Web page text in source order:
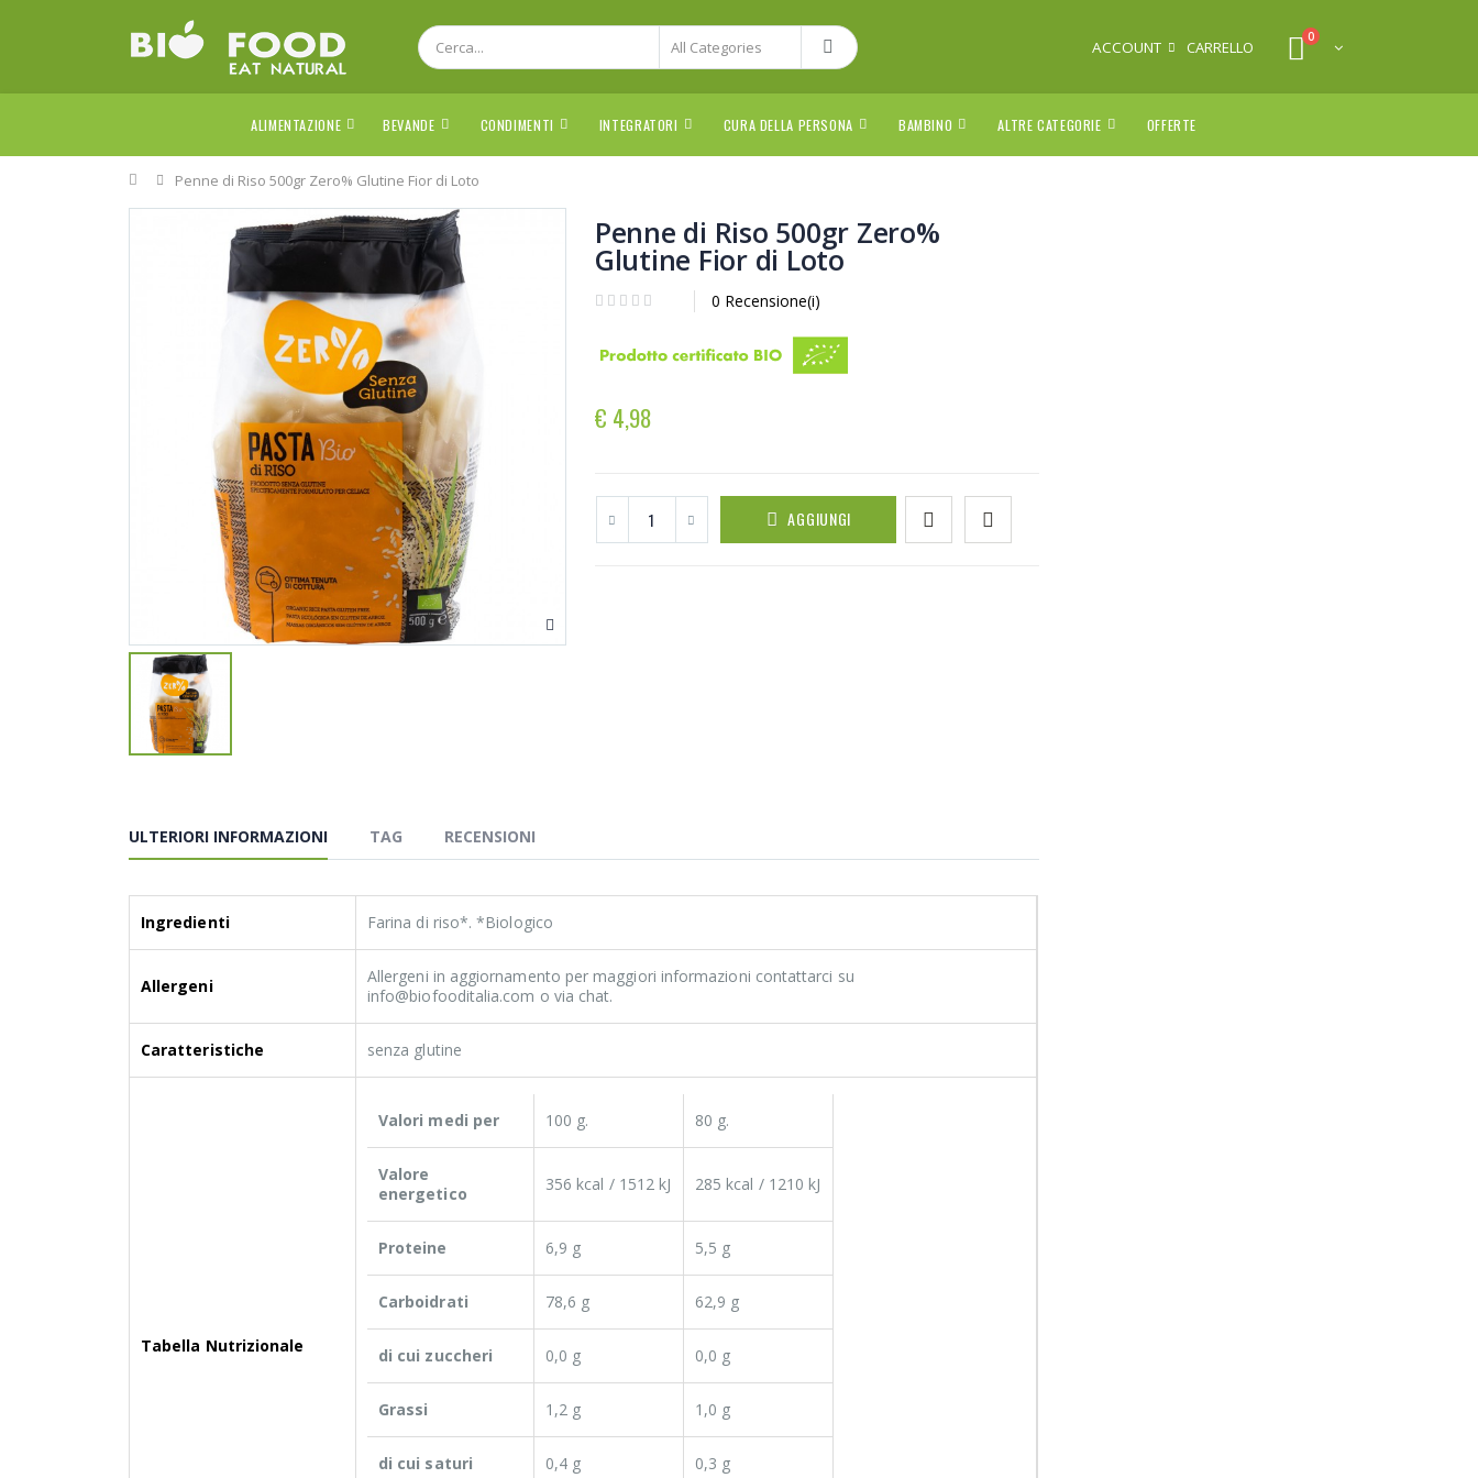
ACCOUNT CARRELLO
0
ALIMENTAZIONE BEVANDE CONDIMENTI INTEGRATORI CURA DELLA PERSONA BAMBINO ALTRE CATEGORIE OFFERTE
Home
Penne di Riso 500gr Zero% Glutine Fior di Loto
Penne di Riso 500gr Zero%
Glutine Fior di Loto
0 Recensione(i)
€ 4,98
AGGIUNGI
ULTERIORI INFORMAZIONI TAG RECENSIONI
Ingredienti Farina di riso*. *Biologico
Allergeni
Allergeni in aggiornamento per maggiori informazioni contattarci su
info@biofooditalia.com o via chat.
Caratteristiche senza glutine
Tabella Nutrizionale
Valori medi per 100 g. 80 g.
Valore
energetico
356 kcal / 1512 kJ 285 kcal / 1210 kJ
Proteine 6,9 g 5,5 g
Carboidrati 78,6 g 62,9 g
di cui zuccheri 0,0 g 0,0 g
Grassi 1,2 g 1,0 g
di cui saturi 0,4 g 0,3 g